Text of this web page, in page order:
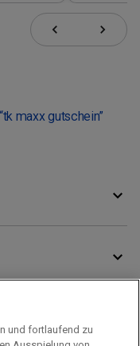
“tk maxx gutschein”
und fortlaufend zu